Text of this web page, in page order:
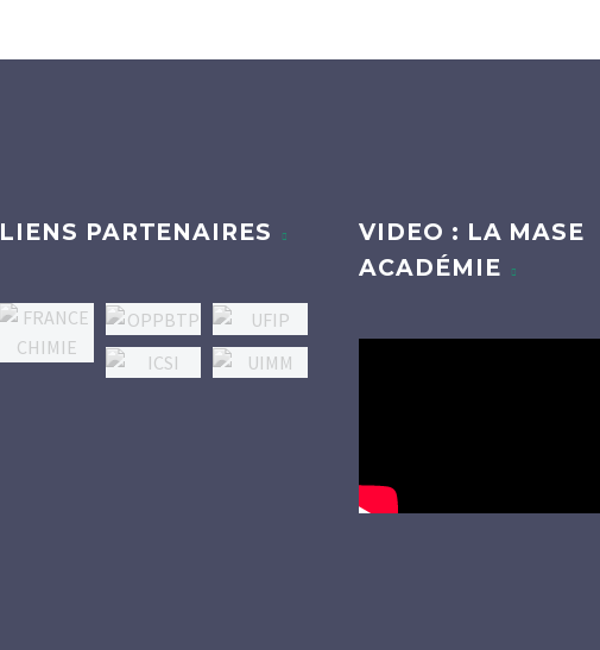
LIENS PARTENAIRES
VIDEO : LA MASE
ACADÉMIE